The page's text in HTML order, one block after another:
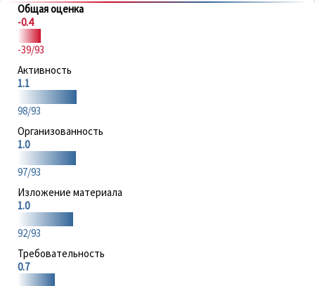
Общая оценка
-0.4
-39/93
Активность
1.1
98/93
Организованность
1.0
97/93
Изложение материала
1.0
92/93
Требовательность
0.7